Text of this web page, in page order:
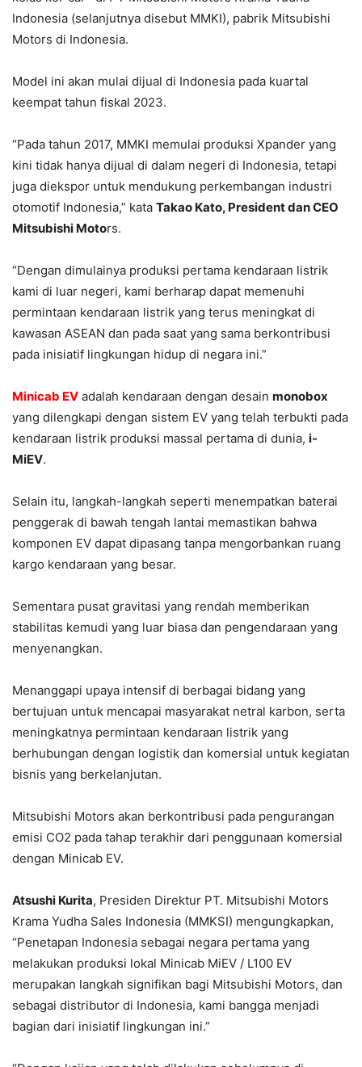
Indonesia (selanjutnya disebut MMKI), pabrik Mitsubishi
Motors di Indonesia.
Model ini akan mulai dijual di Indonesia pada kuartal
keempat tahun fiskal 2023.
“Pada tahun 2017, MMKI memulai produksi Xpander yang
kini tidak hanya dijual di dalam negeri di Indonesia, tetapi
juga diekspor untuk mendukung perkembangan industri
otomotif Indonesia,” kata Takao Kato, President dan CEO
Mitsubishi Motors.
“Dengan dimulainya produksi pertama kendaraan listrik
kami di luar negeri, kami berharap dapat memenuhi
permintaan kendaraan listrik yang terus meningkat di
kawasan ASEAN dan pada saat yang sama berkontribusi
pada inisiatif lingkungan hidup di negara ini.”
Minicab EV adalah kendaraan dengan desain monobox
yang dilengkapi dengan sistem EV yang telah terbukti pada
kendaraan listrik produksi massal pertama di dunia, i-
MiEV.
Selain itu, langkah-langkah seperti menempatkan baterai
penggerak di bawah tengah lantai memastikan bahwa
komponen EV dapat dipasang tanpa mengorbankan ruang
kargo kendaraan yang besar.
Sementara pusat gravitasi yang rendah memberikan
stabilitas kemudi yang luar biasa dan pengendaraan yang
menyenangkan.
Menanggapi upaya intensif di berbagai bidang yang
bertujuan untuk mencapai masyarakat netral karbon, serta
meningkatnya permintaan kendaraan listrik yang
berhubungan dengan logistik dan komersial untuk kegiatan
bisnis yang berkelanjutan.
Mitsubishi Motors akan berkontribusi pada pengurangan
emisi CO2 pada tahap terakhir dari penggunaan komersial
dengan Minicab EV.
Atsushi Kurita, Presiden Direktur PT. Mitsubishi Motors
Krama Yudha Sales Indonesia (MMKSI) mengungkapkan,
“Penetapan Indonesia sebagai negara pertama yang
melakukan produksi lokal Minicab MiEV / L100 EV
merupakan langkah signifikan bagi Mitsubishi Motors, dan
sebagai distributor di Indonesia, kami bangga menjadi
bagian dari inisiatif lingkungan ini.”